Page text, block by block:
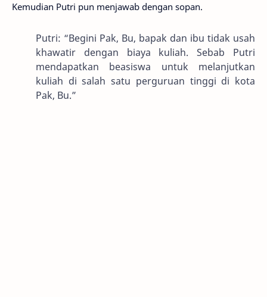
Kemudian Putri pun menjawab dengan sopan.
Putri: “Begini Pak, Bu, bapak dan ibu tidak usah
khawatir dengan biaya kuliah. Sebab Putri
mendapatkan beasiswa untuk melanjutkan
kuliah di salah satu perguruan tinggi di kota
Pak, Bu.”